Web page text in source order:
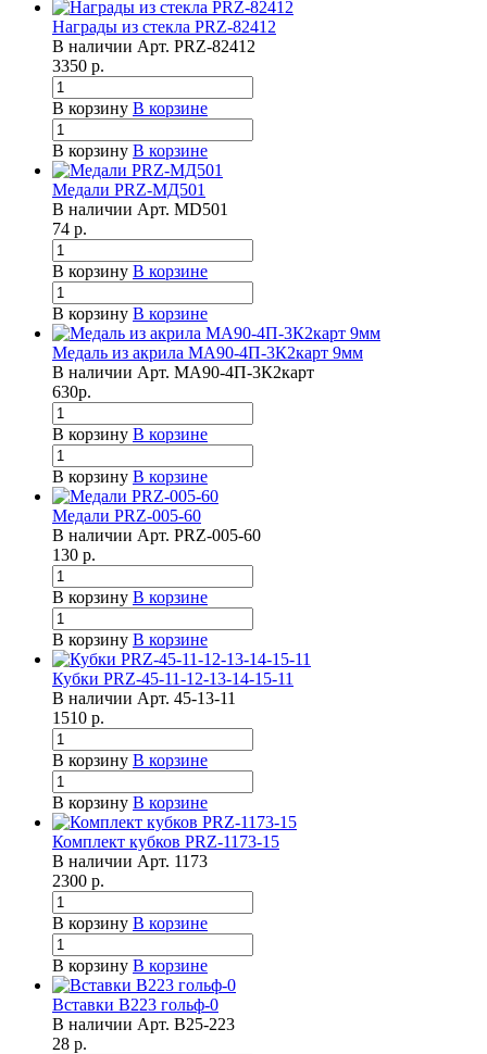
Награды из стекла PRZ-82412
В наличии Арт. PRZ-82412
3350 р.
В корзину В корзине
В корзину В корзине
Медали PRZ-МД501
В наличии Арт. MD501
74 р.
В корзину В корзине
В корзину В корзине
Медаль из акрила МА90-4П-3К2карт 9мм
В наличии Арт. МА90-4П-3К2карт
630р.
В корзину В корзине
В корзину В корзине
Медали PRZ-005-60
В наличии Арт. PRZ-005-60
130 р.
В корзину В корзине
В корзину В корзине
Кубки PRZ-45-11-12-13-14-15-11
В наличии Арт. 45-13-11
1510 р.
В корзину В корзине
В корзину В корзине
Комплект кубков PRZ-1173-15
В наличии Арт. 1173
2300 р.
В корзину В корзине
В корзину В корзине
Вставки B223 гольф-0
В наличии Арт. B25-223
28 р.